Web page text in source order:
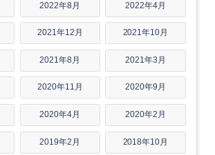
2022年8月 2022年4月
2021年12月 2021年10月
2021年8月 2021年3月
2020年11月 2020年9月
2020年4月 2020年2月
2019年2月 2018年10月